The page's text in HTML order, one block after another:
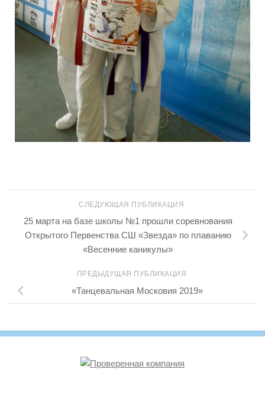
СЛЕДУЮЩАЯ ПУБЛИКАЦИЯ
25 марта на базе школы №1 прошли соревнования
Открытого Первенства СШ «Звезда» по плаванию
«Весенние каникулы»
ПРЕДЫДУЩАЯ ПУБЛИКАЦИЯ
«Танцевальная Московия 2019»